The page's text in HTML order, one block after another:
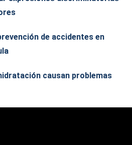
de accidentes en
causan problemas